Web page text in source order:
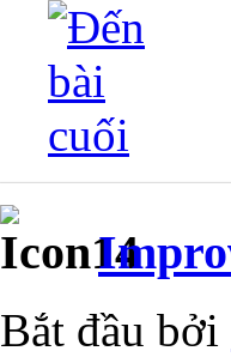
Bắt đầu bởi